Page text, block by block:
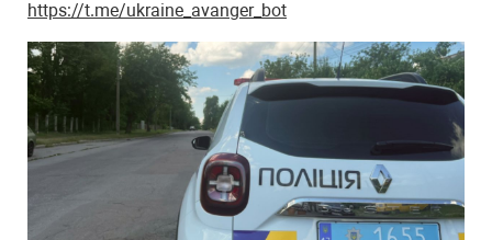
https://t.me/ukraine_avanger_bot